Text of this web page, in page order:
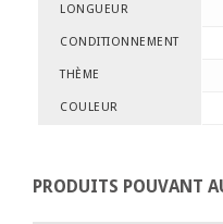
LONGUEUR
CONDITIONNEMENT
THÈME
COULEUR